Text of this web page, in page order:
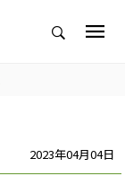
2023年04月04日